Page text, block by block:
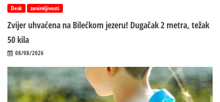
Desk zanimljivosti
Zvijer uhvaćena na Bilećkom jezeru! Dugačak 2 metra, težak
50 kila
08/08/2026